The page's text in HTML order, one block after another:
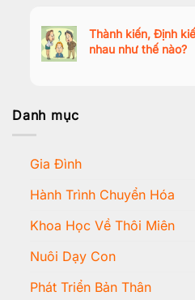
Thành kiến, Định
nhau như thế nào?
Danh mục
Gia Đình
Hành Trình Chuyển Hóa
Khoa Học Về Thôi Miên
Nuôi Dạy Con
Phát Triển Bản Thân